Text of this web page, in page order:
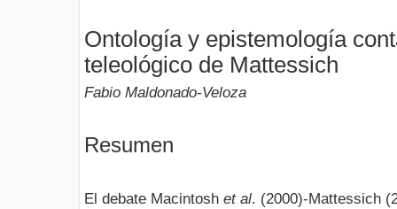
Ontología y epistemología
teleológico de Mattessich
Fabio Maldonado-Veloza
Resumen
El debate Macintosh et al. (2000)-Mattessich